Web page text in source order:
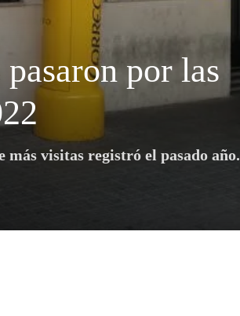
por las
visitas registró el pasado año.